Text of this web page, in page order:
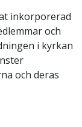
inkorporerad
och
i kyrkan
och deras